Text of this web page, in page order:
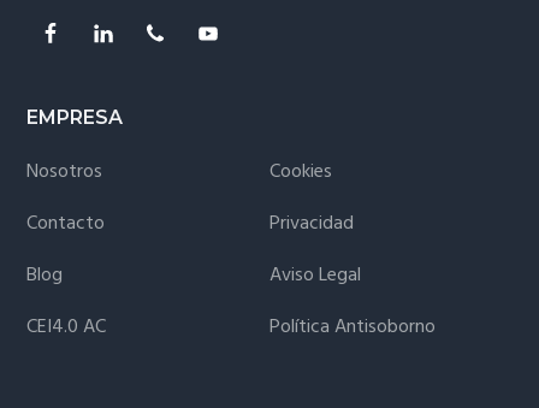
EMPRESA
Nosotros
Cookies
Contacto
Privacidad
Blog
Aviso Legal
CEI4.0 AC
Política Antisoborno